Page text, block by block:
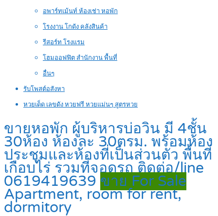
อพาร์ทเม้นท์ ห้องเช่า หอพัก
โรงงาน โกดัง คลังสินค้า
รีสอร์ท โรงแรม
โฮมออฟฟิต สำนักงาน พื้นที่
อื่นๆ
รับโพสต์อสังหา
หวยเด็ด เลขดัง หวยฟรี หวยแม่นๆ สูตรหวย
ขายหอพัก ผู้บริหารบ่อวิน มี 4ชั้น
30ห้อง ห้องละ 30ตรม. พร้อมห้อง
ประชุมและห้องที่เป็นส่วนตัว พื้นที่
เกือบไร่ รวมที่จอดรถ ติดต่อ/line
0619419639 ขาย For Sale
Apartment, room for rent,
dormitory